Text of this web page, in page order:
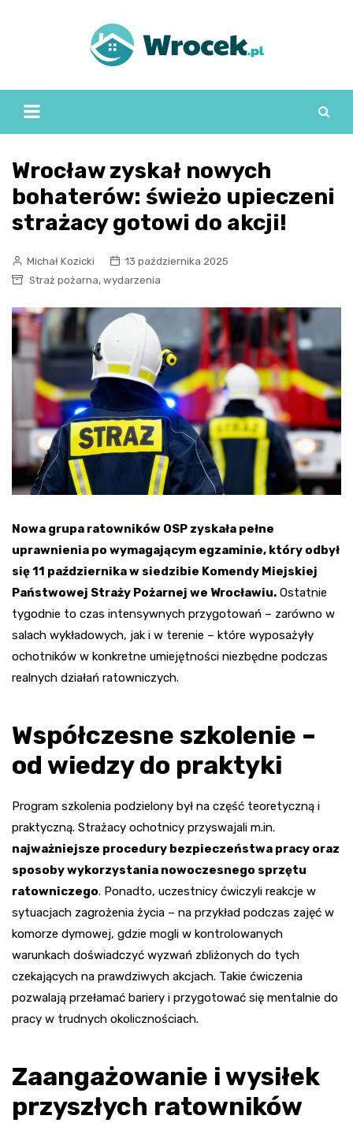
Wrocław zyskał nowych
bohaterów: świeżo upieczeni
strażacy gotowi do akcji!
Michał Kozicki
13 października 2025
Straż pożarna, wydarzenia
Nowa grupa ratowników OSP zyskała pełne
uprawnienia po wymagającym egzaminie, który odbył
się 11 października w siedzibie Komendy Miejskiej
Państwowej Straży Pożarnej we Wrocławiu. Ostatnie
tygodnie to czas intensywnych przygotowań – zarówno w
salach wykładowych, jak i w terenie – które wyposażyły
ochotników w konkretne umiejętności niezbędne podczas
realnych działań ratowniczych.
Współczesne szkolenie –
od wiedzy do praktyki
Program szkolenia podzielony był na część teoretyczną i
praktyczną. Strażacy ochotnicy przyswajali m.in.
najważniejsze procedury bezpieczeństwa pracy oraz
sposoby wykorzystania nowoczesnego sprzętu
ratowniczego. Ponadto, uczestnicy ćwiczyli reakcje w
sytuacjach zagrożenia życia – na przykład podczas zajęć w
komorze dymowej, gdzie mogli w kontrolowanych
warunkach doświadczyć wyzwań zbliżonych do tych
czekających na prawdziwych akcjach. Takie ćwiczenia
pozwalają przełamać bariery i przygotować się mentalnie do
pracy w trudnych okolicznościach.
Zaangażowanie i wysiłek
przyszłych ratowników